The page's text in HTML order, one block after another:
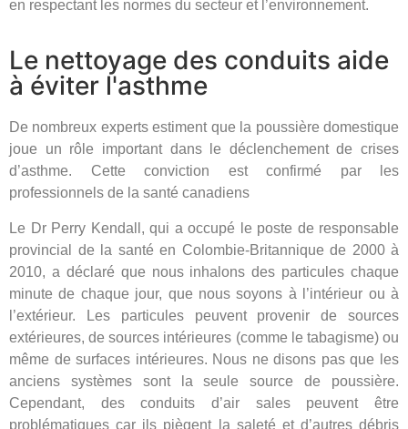
en respectant les normes du secteur et l’environnement.
Le nettoyage des conduits aide
à éviter l'asthme
De nombreux experts estiment que la poussière domestique
joue un rôle important dans le déclenchement de crises
d’asthme. Cette conviction est confirmé par les
professionnels de la santé canadiens
Le Dr Perry Kendall, qui a occupé le poste de responsable
provincial de la santé en Colombie-Britannique de 2000 à
2010, a déclaré que nous inhalons des particules chaque
minute de chaque jour, que nous soyons à l’intérieur ou à
l’extérieur. Les particules peuvent provenir de sources
extérieures, de sources intérieures (comme le tabagisme) ou
même de surfaces intérieures. Nous ne disons pas que les
anciens systèmes sont la seule source de poussière.
Cependant, des conduits d’air sales peuvent être
problématiques car ils piègent la saleté et d’autres débris